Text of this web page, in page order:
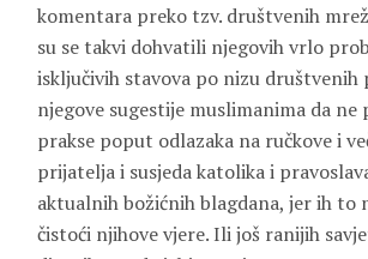
komentara preko tzv. društvenih
su se takvi dohvatili njegovih vrlo
isključivih stavova po nizu društvenih
njegove sugestije muslimanima da
prakse poput odlazaka na ručkove i
prijatelja i susjeda katolika i
aktualnih božićnih blagdana, jer ih to
čistoći njihove vjere. Ili još ranijih